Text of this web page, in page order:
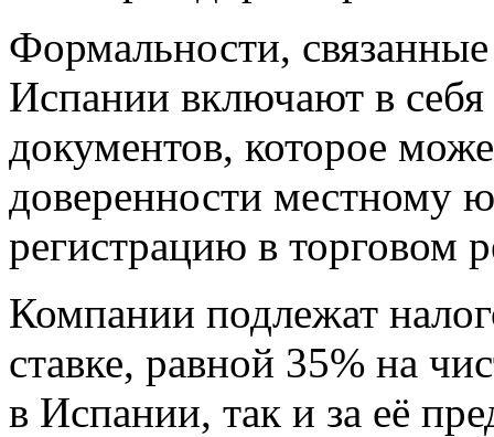
Формальности,
Испании включают в
документов, которое
доверенности местному
регистрацию в торговом
Компании подлежат
ставке, равной 35% на
в Испании, так и за её